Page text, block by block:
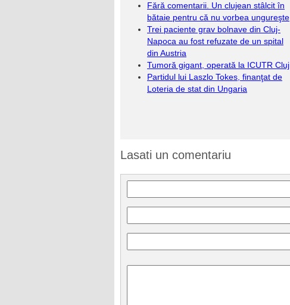
Fără comentarii. Un clujean stâlcit în
bătaie pentru că nu vorbea ungureşte
Trei paciente grav bolnave din Cluj-
Napoca au fost refuzate de un spital
din Austria
Tumoră gigant, operată la ICUTR Cluj
Partidul lui Laszlo Tokes, finanţat de
Loteria de stat din Ungaria
Lasati un comentariu